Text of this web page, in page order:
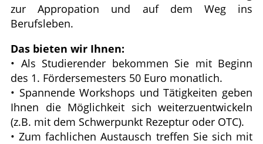
ELTERN UND KIND
GESUND IM ALTER
zur Appropation und auf dem Weg ins
Berufsleben.
Das bieten wir Ihnen:
• Als Studierender bekommen Sie mit Beginn
des 1. Fördersemesters 50 Euro monatlich.
• Spannende Workshops und Tätigkeiten geben
Ihnen die Möglichkeit sich weiterzuentwickeln
(z.B. mit dem Schwerpunkt Rezeptur oder OTC).
• Zum fachlichen Austausch treffen Sie sich mit